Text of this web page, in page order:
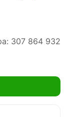
307 864 932